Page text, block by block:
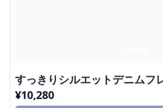
すっきりシルエットデニムフ
¥10,280